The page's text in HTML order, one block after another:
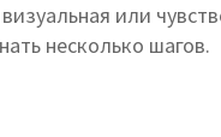
или
несколько шагов.